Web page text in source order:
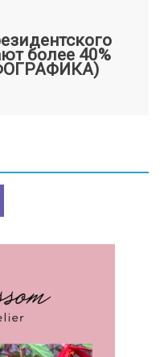
более 40%